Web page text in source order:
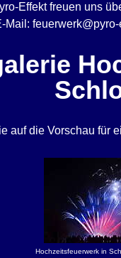
Effekt freuen uns
Mail:
auf die Vorschau für
Hochzeitsfeuerwerk in